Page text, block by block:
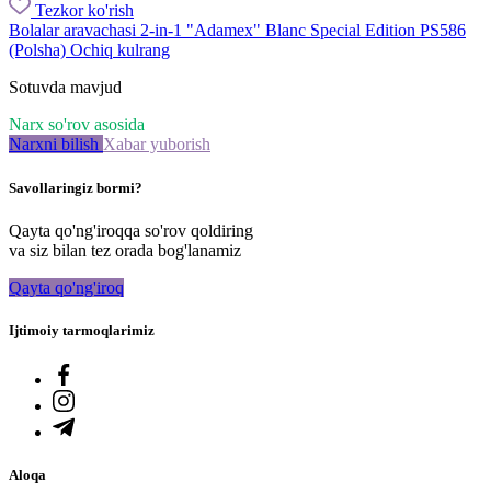
Tezkor ko'rish
Bolalar aravachasi 2-in-1 "Adamex" Blanc Special Edition PS586
(Polsha) Ochiq kulrang
Sotuvda mavjud
Narx so'rov asosida
Narxni bilish Xabar yuborish
Savollaringiz bormi?
Qayta qo'ng'iroqqa so'rov qoldiring
va siz bilan tez orada bog'lanamiz
Qayta qo'ng'iroq
Ijtimoiy tarmoqlarimiz
Aloqa